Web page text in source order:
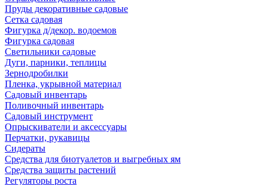
Пруды декоративные садовые
Сетка садовая
Фигурка д/декор. водоемов
Фигурка садовая
Светильники садовые
Дуги, парники, теплицы
Зернодробилки
Пленка, укрывной материал
Садовый инвентарь
Поливочный инвентарь
Садовый инструмент
Опрыскиватели и аксессуары
Перчатки, рукавицы
Сидераты
Средства для биотуалетов и выгребных ям
Средства защиты растений
Регуляторы роста